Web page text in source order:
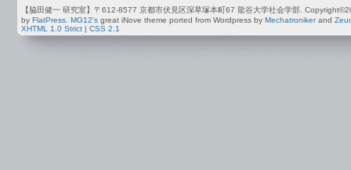
【脇田健一 研究室】〒612-8577 京都市伏見区深草塚本町67 龍谷大学社会学部.
by FlatPress. MG12's great iNove theme ported from Wordpress by Mechatronikerand
XHTML 1.0 Strict
CSS 2.1